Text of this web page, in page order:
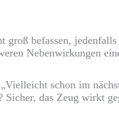
befassen, jedenfalls
Nebenwirkungen
schon im
das Zeug wirkt